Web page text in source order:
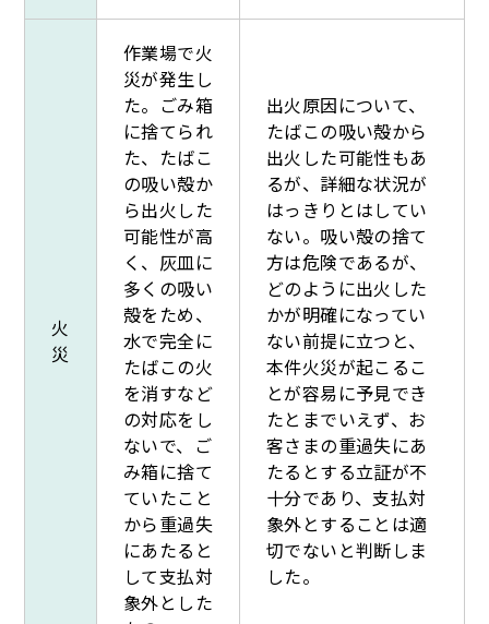
火
災
作業場で火
災が発生し
た。ごみ箱
に捨てられ
た、たばこ
の吸い殻か
ら出火した
可能性が高
く、灰皿に
多くの吸い
殻をため、
水で完全に
たばこの火
を消すなど
の対応をし
ないで、ご
み箱に捨て
ていたこと
から重過失
にあたると
して支払対
象外とした
出火原因について、
たばこの吸い殻から
出火した可能性もあ
るが、詳細な状況が
はっきりとはしてい
ない。吸い殻の捨て
方は危険であるが、
どのように出火した
かが明確になってい
ない前提に立つと、
本件火災が起こるこ
とが容易に予見でき
たとまでいえず、お
客さまの重過失にあ
たるとする立証が不
十分であり、支払対
象外とすることは適
切でないと判断しま
した。